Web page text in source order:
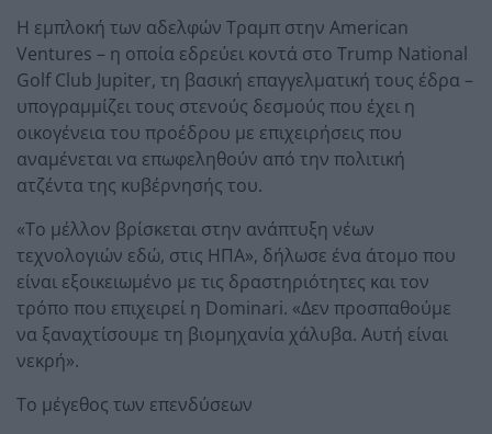
Η εμπλοκή των αδελφών Τραμπ στην American
Ventures – η οποία εδρεύει κοντά στο Trump National
Golf Club Jupiter, τη βασική επαγγελματική τους έδρα –
υπογραμμίζει τους στενούς δεσμούς που έχει η
οικογένεια του προέδρου με επιχειρήσεις που
αναμένεται να επωφεληθούν από την πολιτική
ατζέντα της κυβέρνησής του.
«Το μέλλον βρίσκεται στην ανάπτυξη νέων
τεχνολογιών εδώ, στις ΗΠΑ», δήλωσε ένα άτομο που
είναι εξοικειωμένο με τις δραστηριότητες και τον
τρόπο που επιχειρεί η Dominari. «Δεν προσπαθούμε
να ξαναχτίσουμε τη βιομηχανία χάλυβα. Αυτή είναι
νεκρή».
Το μέγεθος των επενδύσεων